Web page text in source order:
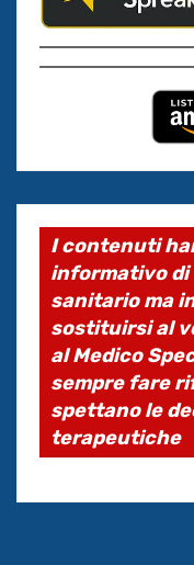
I contenuti
informativo
sanitario ma
sostituirsi al
al Medico
sempre fare
spettano le
terapeutiche